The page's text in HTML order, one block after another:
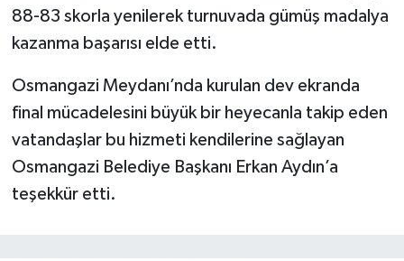
88-83 skorla yenilerek turnuvada gümüş madalya
kazanma başarısı elde etti.
Osmangazi Meydanı’nda kurulan dev ekranda
final mücadelesini büyük bir heyecanla takip eden
vatandaşlar bu hizmeti kendilerine sağlayan
Osmangazi Belediye Başkanı Erkan Aydın’a
teşekkür etti.